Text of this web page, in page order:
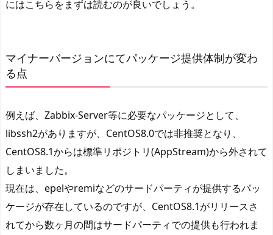
にはこちらをまずは読むのが良いでしょう。
マイナーバージョンにてパッケージ提供体制が変わ
る点
例えば、Zabbix-Server等に必要なパッケージとして、
libssh2がありますが、CentOS8.0では非推奨となり、
CentOS8.1からは標準リポジトリ(AppStream)から外されて
しまいました。
現在は、epelやremiなどのサードパーティが提供するパッ
ケージが存在しているのですが、CentOS8.1がリリースさ
れてから数ヶ月の間はサードパーティでの提供も行われま